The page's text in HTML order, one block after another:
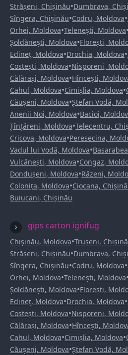
Strășeni, Chișinău•Dumbrava,
Sîngera, Chișinău•Codru, Moldova•
Orhei, Moldova•Telenești, Moldova•
Șoldănești, Moldova•Florești,
Edineț, Moldova•Drochia, Moldova•
Costești, Moldova•Nisporeni,
Călărași, Moldova•Hîncești,
Cahul, Moldova•Cimișlia, Moldova•
Căușeni, Moldova•Ștefan Vodă,
Anenii Noi, Moldova•Bacioi,
Țînțăreni, Moldova•Telecentru,
Cricova, Moldova•Peresecina,
Vadul lui Vodă, Moldova•
Vulcănești, Moldova•Congaz,
Dondușeni, Moldova•Răzeni,
Colonița, Moldova•Ciocana,
Buiucani, Chișinău
gips carton ignifug
Chișinău, Moldova•Trușeni,
Strășeni, Chișinău•Dumbrava,
Sîngera, Chișinău•Codru, Moldova•
Orhei, Moldova•Telenești, Moldova•
Șoldănești, Moldova•Florești,
Edineț, Moldova•Drochia, Moldova•
Costești, Moldova•Nisporeni,
Călărași, Moldova•Hîncești,
Cahul, Moldova•Cimișlia, Moldova•
Căușeni, Moldova•Ștefan Vodă,